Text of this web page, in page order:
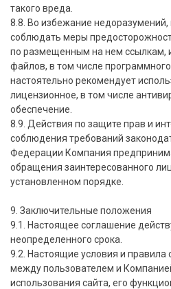
такого вреда.
8.8. Во избежание
соблюдать меры
по размещенным на нем ссылкам,
файлов, в том числе
настоятельно рекомендует
лицензионное, в том числе
обеспечение.
8.9. Действия по защите прав и
соблюдения требований
Федерации Компания
обращения заинтересованного
установленном порядке.
9. Заключительные положения
9.1. Настоящее соглашение
неопределенного срока.
9.2. Настоящие условия и правила
между пользователем и
использования сайта, его